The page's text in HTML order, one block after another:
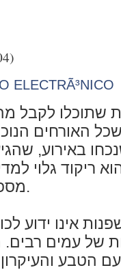
ELECTRÃ³NICO
שתוכלו לקבל
האורחים
באירוע,
ריקוד גלוי
זה.
אינו ידוע
של עמים
הטבע